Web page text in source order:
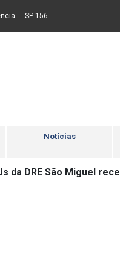
Ir para rodapé
(Link para um novo sítio)
SP 156
Notícias
da DRE São Miguel